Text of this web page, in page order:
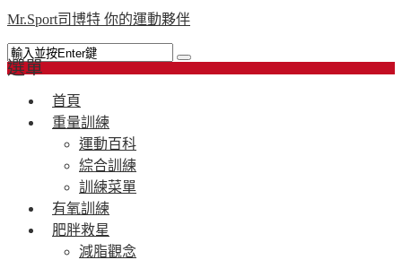
Mr.Sport司博特 你的運動夥伴
選單
首頁
重量訓練
運動百科
綜合訓練
訓練菜單
有氧訓練
肥胖救星
減脂觀念